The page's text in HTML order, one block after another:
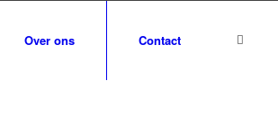
Over ons Contact